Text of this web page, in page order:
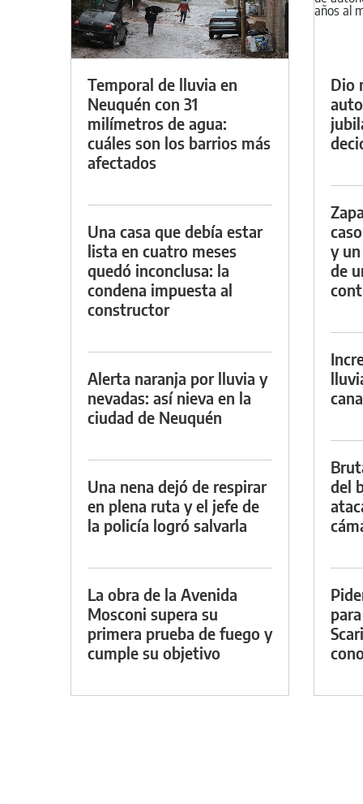
Temporal de lluvia en
Neuquén con 31
milímetros de agua:
cuáles son los barrios más
afectados
Una casa que debía estar
lista en cuatro meses
quedó inconclusa: la
condena impuesta al
constructor
Alerta naranja por lluvia y
nevadas: así nieva en la
ciudad de Neuquén
Una nena dejó de respirar
en plena ruta y el jefe de
la policía logró salvarla
La obra de la Avenida
Mosconi supera su
primera prueba de fuego y
cumple su objetivo
Dio
y
de
del